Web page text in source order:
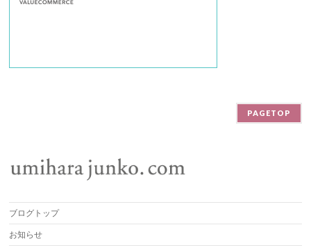
PAGETOP
ブログトップ
お知らせ